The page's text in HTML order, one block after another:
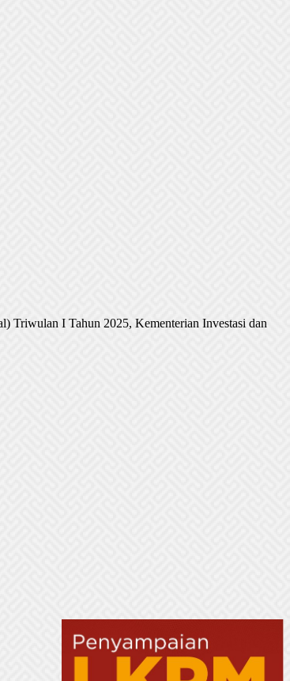
Triwulan I Tahun 2025, Kementerian Investasi dan